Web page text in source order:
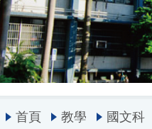
首頁 教學 國文科